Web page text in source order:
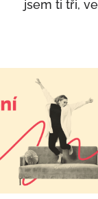
jsem ti tři,